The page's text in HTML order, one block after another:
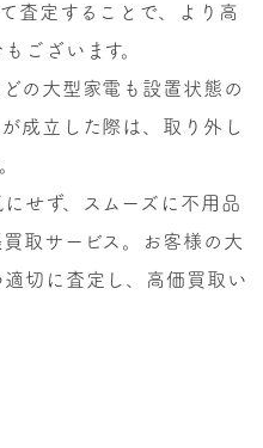
査定することで、より高
ございます。
の大型家電も設置状態の
成立した際は、取り外し
せず、スムーズに不用品
取サービス。お客様の大
切に査定し、高価買取い